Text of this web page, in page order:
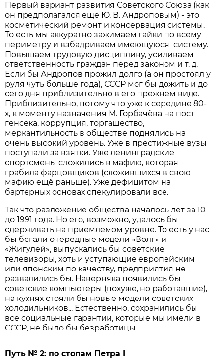
Первый вариант развития Советского Союза (как
он предполагался ещё Ю. В. Андроповым) - это
косметический ремонт и консервация системы.
То есть мы аккуратно зажимаем гайки по всему
периметру и взбадриваем имеющуюся систему.
Повышаем трудовую дисциплину, усиливаем
ответст­венность граждан перед законом и т. д.
Если бы Андропов прожил долго (а он простоял у
руля чуть больше года), СССР мог бы дожить и до
сего дня приблизительно в его прежнем виде.
Приблизительно, потому что уже к середине 80-
х, к моменту назначения М. Горбачёва на пост
генсека, коррупция, торгашество,
меркантильность в обществе поднялись на
очень высокий уровень. Уже в престижные вузы
поступали за взятки. Уже ленинградские
спортсмены сложились в мафию, которая
грабила фарцовщиков (сложившихся в свою
мафию ещё раньше). Уже дефицитом на
бартерных основах спекулировали все.
Так что разложение общества началось лет за 10
до 1991 года. Но его, возможно, удалось бы
сдерживать на приемлемом уровне. То есть у нас
бы бегали очередные модели «Волг» и
«Жигулей», выпускались бы советские
телевизоры, хоть и уступающие европейским
или японским по качеству, предприятия не
развалились бы. Наверняка появились бы
советские компьютеры (похуже, но работавшие),
на кухнях стояли бы новые модели советских
холодильников... Естественно, сохранились бы
все социальные гарантии, которые мы имели в
СССР, не было бы безработицы.
Путь № 2: по стопам Петра I